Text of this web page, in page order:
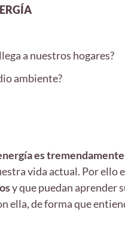
a nuestros hogares?
ambiente?
es
vida actual. Por ello
y que puedan aprender
ella, de forma que